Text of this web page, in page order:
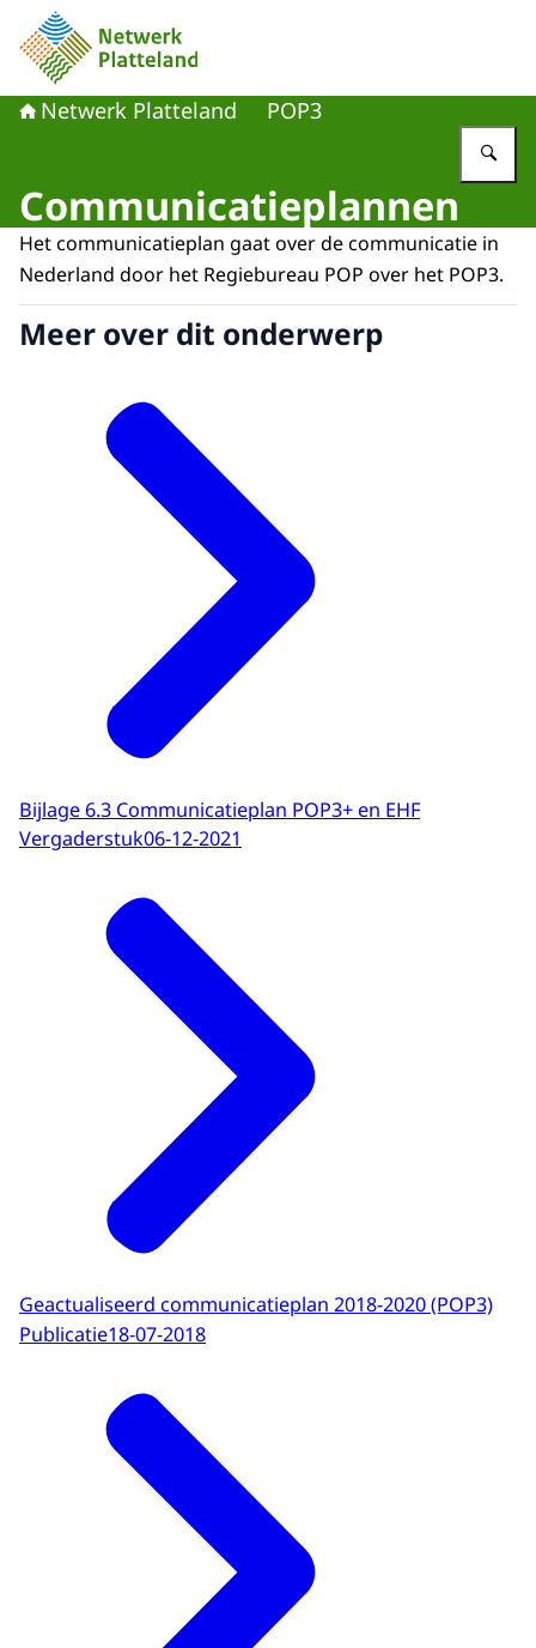
Naar de homepage van Netwerk Platteland
Netwerk Platteland POP3
Communicatieplannen
Het communicatieplan gaat over de communicatie in
Nederland door het Regiebureau POP over het POP3.
Meer over dit onderwerp
Bijlage 6.3 Communicatieplan POP3+ en EHF
Vergaderstuk06-12-2021
Geactualiseerd communicatieplan 2018-2020 (POP3)
Publicatie18-07-2018